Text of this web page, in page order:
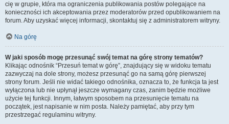
cię w grupie, która ma ograniczenia publikowania postów polegające na
konieczności ich akceptowania przez moderatorów przed opublikowaniem na
forum. Aby uzyskać więcej informacji, skontaktuj się z administratorem witryny.
Na górę
W jaki sposób mogę przesunąć swój temat na górę strony tematów?
Klikając odnośnik “Przesuń temat w górę”, znajdujący się w widoku tematu
zazwyczaj na dole strony, możesz przesunąć go na samą górę pierwszej
strony forum. Jeśli nie widać takiego odnośnika, oznacza to, że funkcja ta jest
wyłączona lub nie upłynął jeszcze wymagany czas, zanim będzie możliwe
użycie tej funkcji. Innym, łatwym sposobem na przesunięcie tematu na
początek, jest napisanie w nim posta. Należy pamiętać, aby przy tym
przestrzegać regulaminu witryny.